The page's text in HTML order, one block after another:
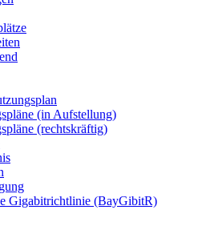
(in Aufstellung)
(rechtskräftig)
Gigabitrichtlinie (BayGibitR)